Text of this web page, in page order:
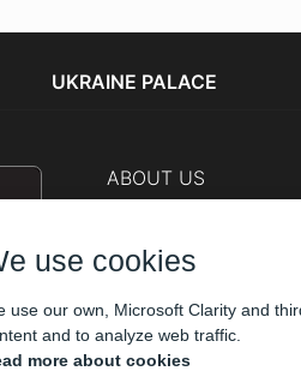
UKRAINE PALACE
ABOUT US
use cookies
use our own, Microsoft Clarity and
and to analyze web traffic.
more about cookies